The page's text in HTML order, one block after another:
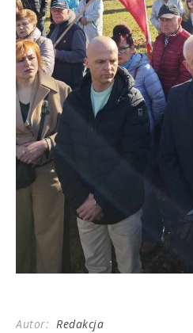
Autor: Redakcja